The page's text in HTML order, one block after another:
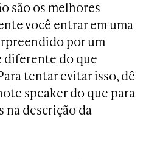
são os melhores
você entrar em uma
por um
do que
tentar evitar isso, dê
speaker do que para
na descrição da